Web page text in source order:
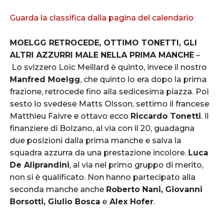
Guarda la classifica dalla pagina del calendario
MOELGG RETROCEDE, OTTIMO TONETTI, GLI
ALTRI AZZURRI MALE NELLA PRIMA MANCHE –
Lo svizzero Loic Meillard è quinto, invece il nostro
Manfred Moelgg, che quinto lo era dopo la prima
frazione, retrocede fino alla sedicesima piazza. Poi
sesto lo svedese Matts Olsson, settimo il francese
Matthieu Faivre e ottavo ecco Riccardo Tonetti. Il
finanziere di Bolzano, al via con il 20, guadagna
due posizioni dalla prima manche e salva la
squadra azzurra da una prestazione incolore. Luca
De Aliprandini, al via nel primo gruppo di merito,
non si è qualificato. Non hanno partecipato alla
seconda manche anche Roberto Nani, Giovanni
Borsotti, Giulio Bosca e Alex Hofer.